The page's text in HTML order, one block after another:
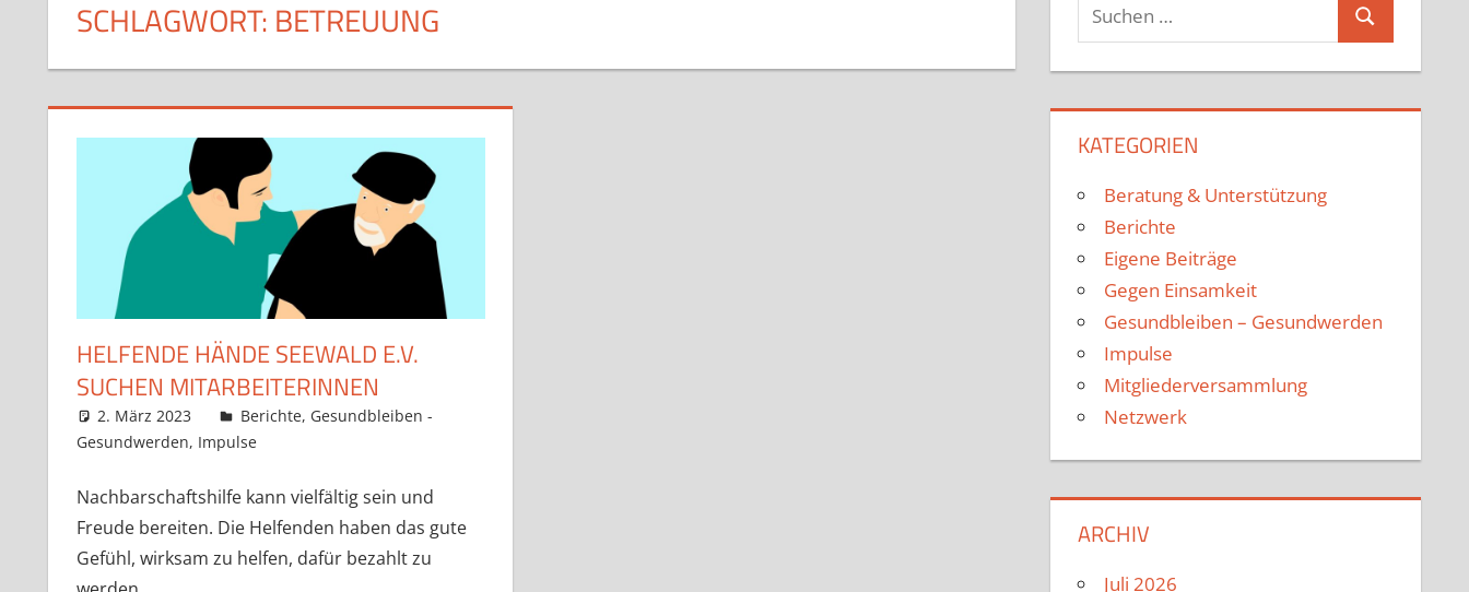
SCHLAGWORT: BETREUUNG
HELFENDE HÄNDE SEEWALD E.V.
SUCHEN MITARBEITERINNEN
2. März 2023 Claudia Ollenhauer
Berichte, Gesundbleiben -
Gesundwerden, Impulse
Nachbarschaftshilfe kann vielfältig sein und
Freude bereiten. Die Helfenden haben das gute
Gefühl, wirksam zu helfen, dafür bezahlt zu
KATEGORIEN
Beratung & Unterstützung
Berichte
Eigene Beiträge
Gegen Einsamkeit
Gesundbleiben – Gesundwerden
Impulse
Mitgliederversammlung
Netzwerk
ARCHIV
Juli 2026